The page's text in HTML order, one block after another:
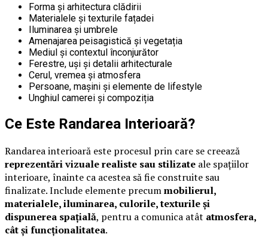
Forma și arhitectura clădirii
Materialele și texturile fațadei
Iluminarea și umbrele
Amenajarea peisagistică și vegetația
Mediul și contextul înconjurător
Ferestre, uși și detalii arhitecturale
Cerul, vremea și atmosfera
Persoane, mașini și elemente de lifestyle
Unghiul camerei și compoziția
Ce Este Randarea Interioară?
Randarea interioară este procesul prin care se creează
reprezentări vizuale realiste sau stilizate ale spațiilor
interioare, înainte ca acestea să fie construite sau
finalizate. Include elemente precummobilierul,
materialele, iluminarea, culorile, texturile și
dispunerea spațială, pentru a comunica atât atmosfera,
cât și funcționalitatea.